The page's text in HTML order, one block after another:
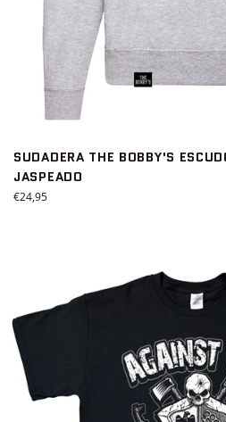
SUDADERA THE BOBBY'S
JASPEADO
Precio
€24,95